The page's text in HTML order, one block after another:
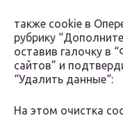
также cookie в
рубрику
оставив галочку в
сайтов” и
“Удалить данные“:
На этом очистка